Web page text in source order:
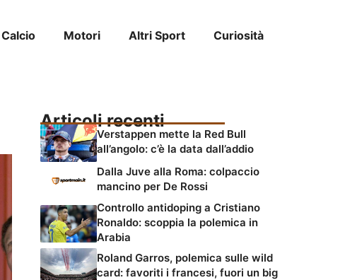
Calcio Motori Altri Sport Curiosità
Articoli recenti
Verstappen mette la Red Bull
all’angolo: c’è la data dall’addio
Dalla Juve alla Roma: colpaccio
mancino per De Rossi
Controllo antidoping a Cristiano
Ronaldo: scoppia la polemica in
Arabia
Roland Garros, polemica sulle wild
card: favoriti i francesi, fuori un big